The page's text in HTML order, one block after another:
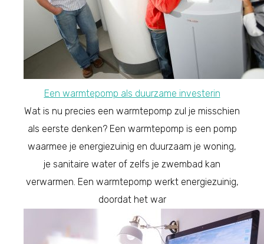
Een warmtepomp als duurzame investerin
Wat is nu precies een warmtepomp zul je misschien
als eerste denken? Een warmtepomp is een pomp
waarmee je energiezuinig en duurzaam je woning,
je sanitaire water of zelfs je zwembad kan
verwarmen. Een warmtepomp werkt energiezuinig,
doordat het war